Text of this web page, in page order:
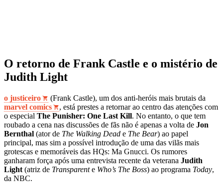
O retorno de Frank Castle e o mistério de
Judith Light
o justiceiro
(Frank Castle), um dos anti-heróis mais brutais da
marvel comics
, está prestes a retornar ao centro das atenções com
o especial The Punisher: One Last Kill. No entanto, o que tem
roubado a cena nas discussões de fãs não é apenas a volta de Jon
Bernthal (ator de The Walking Dead e The Bear) ao papel
principal, mas sim a possível introdução de uma das vilãs mais
grotescas e memoráveis das HQs: Ma Gnucci. Os rumores
ganharam força após uma entrevista recente da veterana Judith
Light (atriz de Transparente Who’s The Boss) ao programa Today,
da NBC.